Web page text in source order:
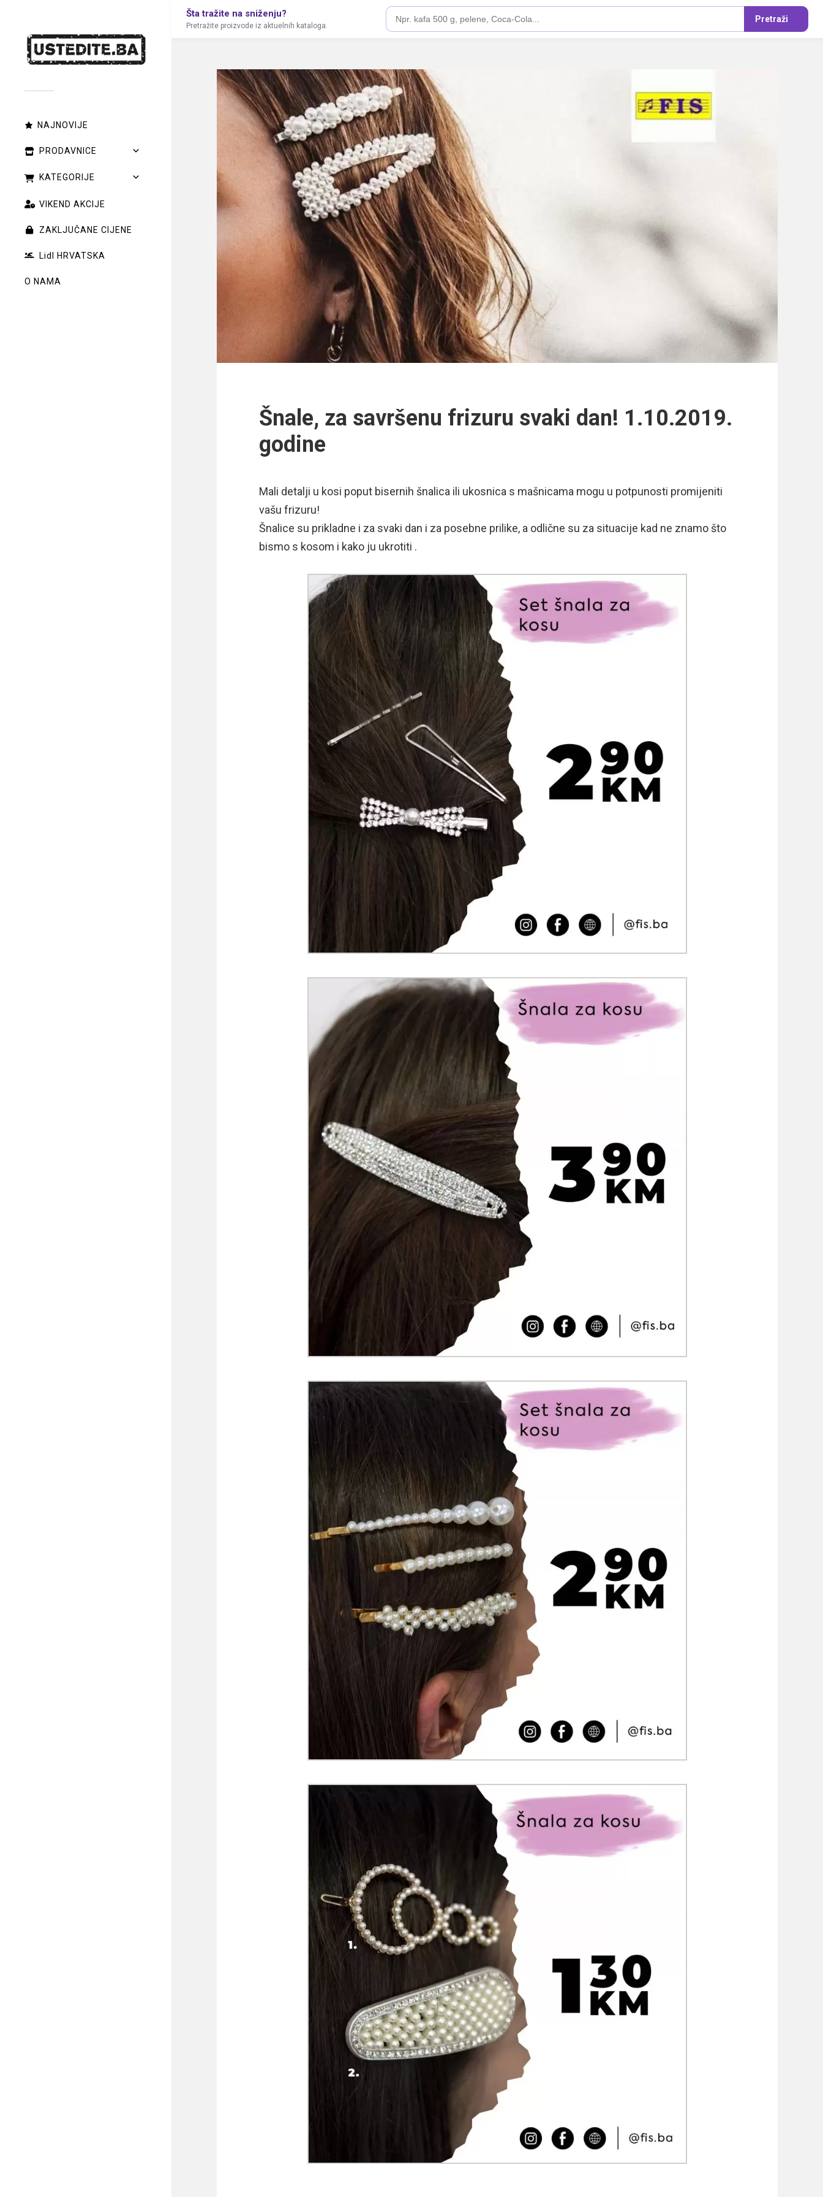
NAJNOVIJE
PRODAVNICE
KATEGORIJE
VIKEND AKCIJE
ZAKLJUČANE CIJENE
Lidl HRVATSKA
O NAMA
Šta tražite na sniženju?
Pretražite proizvode iz aktuelnih kataloga.
Pretraži
Šnale, za savršenu frizuru svaki dan! 1.10.2019.
godine
Mali detalji u kosi poput bisernih šnalica ili ukosnica s mašnicama mogu u potpunosti promijeniti
vašu frizuru!
Šnalice su prikladne i za svaki dan i za posebne prilike, a odlične su za situacije kad ne znamo što
bismo s kosom i kako ju ukrotiti .